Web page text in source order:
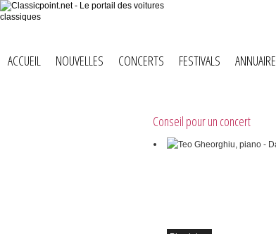
ACCUEIL NOUVELLES CONCERTS FESTIVALS ANNUAIRE
Conseil pour un concert